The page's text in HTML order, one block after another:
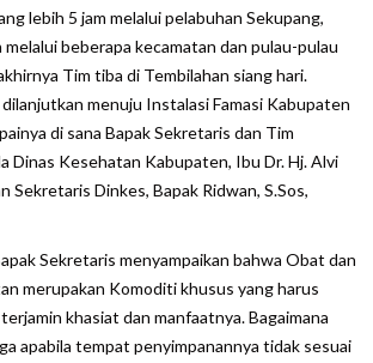
lebih 5 jam melalui pelabuhan Sekupang,
beberapa kecamatan dan pulau-pulau
Tim tiba di Tembilahan siang hari.
menuju Instalasi Famasi Kabupaten
di sana Bapak Sekretaris dan Tim
Dinas Kesehatan Kabupaten, Ibu Dr. Hj. Alvi
Sekretaris Dinkes, Bapak Ridwan, S.Sos,
Sekretaris menyampaikan bahwa Obat dan
merupakan Komoditi khusus yang harus
khasiat dan manfaatnya. Bagaimana
apabila tempat penyimpanannya tidak sesuai